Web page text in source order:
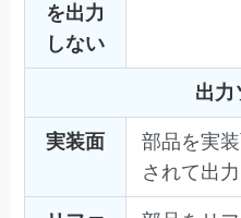
を出力
しない
出力
実装面
部品を実
されて出力